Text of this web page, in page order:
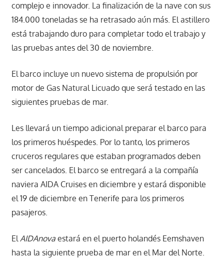
complejo e innovador. La finalización de la nave con sus
184.000 toneladas se ha retrasado aún más. El astillero
está trabajando duro para completar todo el trabajo y
las pruebas antes del 30 de noviembre.
El barco incluye un nuevo sistema de propulsión por
motor de Gas Natural Licuado que será testado en las
siguientes pruebas de mar.
Les llevará un tiempo adicional preparar el barco para
los primeros huéspedes. Por lo tanto, los primeros
cruceros regulares que estaban programados deben
ser cancelados. El barco se entregará a la compañía
naviera AIDA Cruises en diciembre y estará disponible
el 19 de diciembre en Tenerife para los primeros
pasajeros.
ElAIDAnovaestará en el puerto holandés Eemshaven
hasta la siguiente prueba de mar en el Mar del Norte.